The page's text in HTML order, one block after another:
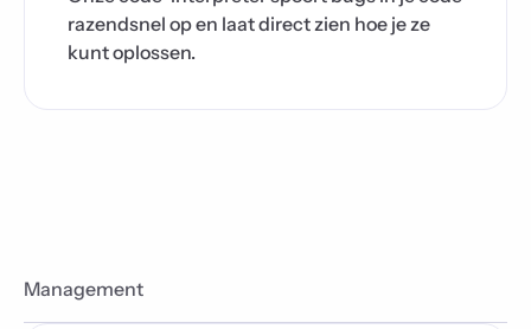
razendsnel op en laat direct zien hoe je ze
kunt oplossen.
Management